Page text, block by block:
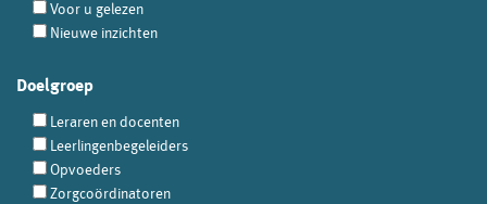
Voor u gelezen
Nieuwe inzichten
Doelgroep
Leraren en docenten
Leerlingenbegeleiders
Opvoeders
Zorgcoördinatoren